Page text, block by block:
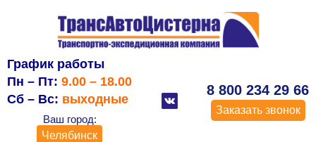
График работы
Пн – Пт: 9.00 – 18.00
Сб – Вс: выходные
Ваш город:
Челябинск
8 800 234 29 66
Заказать звонок